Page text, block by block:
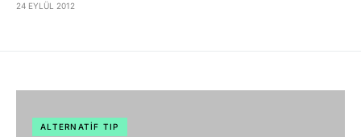
24 EYLÜL 2012
ALTERNATIF TIP